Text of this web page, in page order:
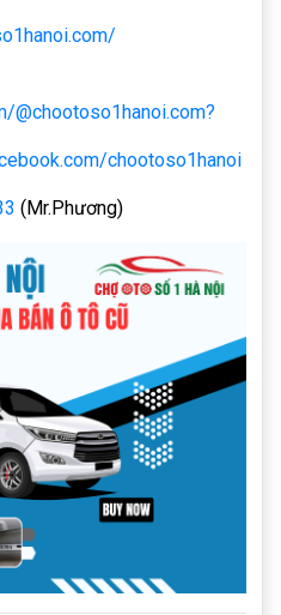
@chootoso1hanoi.com?
chootoso1hanoi
(Mr.Phương)